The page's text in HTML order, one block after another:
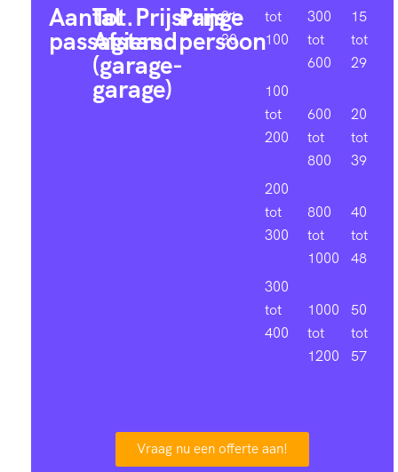
Aantal
passagiers
Tot.
Afstand
(garage-
garage)
Prijsrange
Prijs
persoon
21-
30
tot
100
100
tot
200
200
tot
300
300
tot
400
300
tot
600
600
tot
800
800
tot
1000
1000
tot
1200
15
tot
29
20
tot
39
40
tot
48
50
tot
57
Vraag nu een offerte aan!